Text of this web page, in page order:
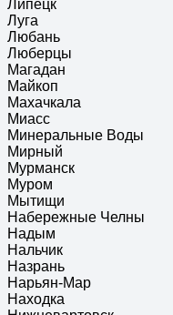
Липецк
Луга
Любань
Люберцы
Магадан
Майкоп
Махачкала
Миасс
Минеральные Воды
Мирный
Мурманск
Муром
Мытищи
Набережные Челны
Надым
Нальчик
Назрань
Нарьян-Мар
Находка